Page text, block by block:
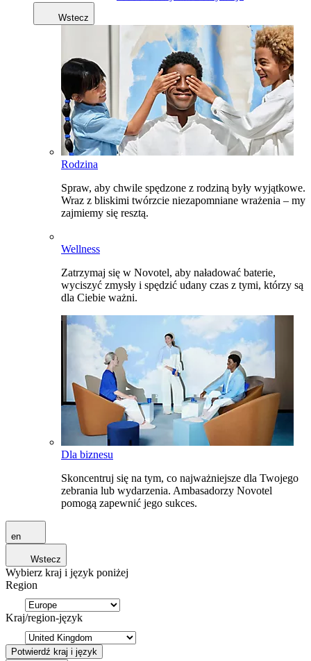
Wstecz
Rodzina
Spraw, aby chwile spędzone z rodziną były wyjątkowe.
Wraz z bliskimi twórzcie niezapomniane wrażenia – my
zajmiemy się resztą.
Wellness
Zatrzymaj się w Novotel, aby naładować baterie,
wyciszyć zmysły i spędzić udany czas z tymi, którzy są
dla Ciebie ważni.
Dla biznesu
Skoncentruj się na tym, co najważniejsze dla Twojego
zebrania lub wydarzenia. Ambasadorzy Novotel
pomogą zapewnić jego sukces.
en
Wstecz
Wybierz kraj i język poniżej
Region
Kraj/region-język
Potwierdź kraj i język